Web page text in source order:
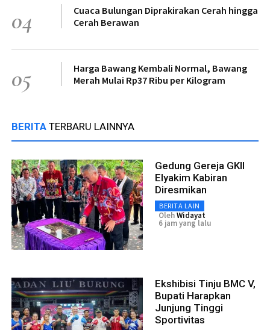
04
Cuaca Bulungan Diprakirakan Cerah hingga
Cerah Berawan
05
Harga Bawang Kembali Normal, Bawang
Merah Mulai Rp37 Ribu per Kilogram
BERITA TERBARU LAINNYA
Gedung Gereja GKII
Elyakim Kabiran
Diresmikan
BERITA LAIN
OlehWidayat
6 jam yang lalu
Ekshibisi Tinju BMC V,
Bupati Harapkan
Junjung Tinggi
Sportivitas